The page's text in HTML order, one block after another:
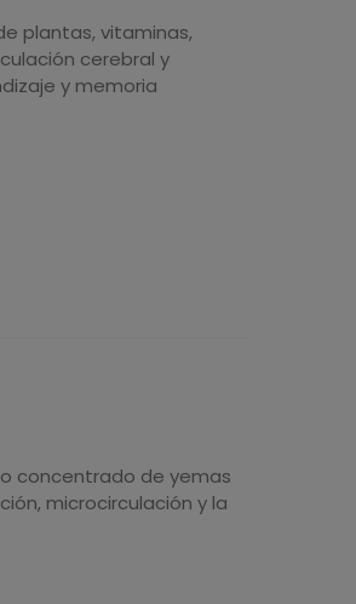
plantas, vitaminas,
cerebral y
y memoria
concentrado de yemas
microcirculación y la